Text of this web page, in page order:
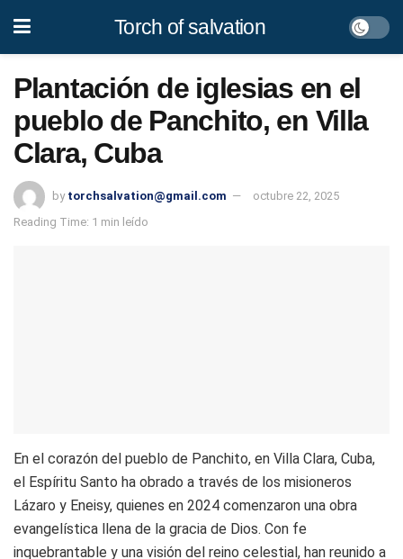
Torch of salvation
Plantación de iglesias en el
pueblo de Panchito, en Villa
Clara, Cuba
by torchsalvation@gmail.com
octubre 22, 2025
Reading Time: 1 min leído
En el corazón del pueblo de Panchito, en Villa Clara, Cuba,
el Espíritu Santo ha obrado a través de los misioneros
Lázaro y Eneisy, quienes en 2024 comenzaron una obra
evangelística llena de la gracia de Dios. Con fe
inquebrantable y una visión del reino celestial, han reunido a